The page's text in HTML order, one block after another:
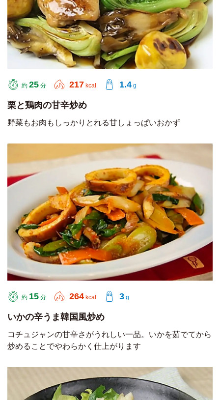
約 25 分 217 kcal 1.4 g
栗と鶏肉の甘辛炒め
野菜もお肉もしっかりとれる甘しょっぱいおかず
約 15 分 264 kcal 3 g
いかの辛うま韓国風炒め
コチュジャンの甘辛さがうれしい一品。いかを茹でてから
炒めることでやわらかく仕上がります